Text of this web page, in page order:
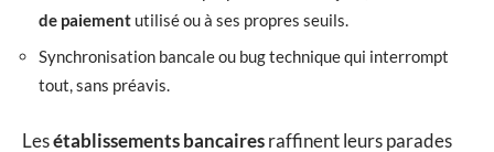
de paiement utilisé ou à ses propres seuils.
Synchronisation bancale ou bug technique qui interrompt
tout, sans préavis.
Lesétablissements bancairesraffinent leurs parades